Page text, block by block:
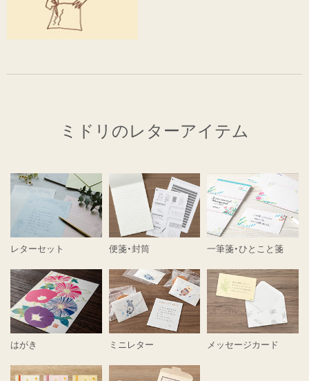
ミドリのレターアイテム
レターセット 便箋・封筒 一筆箋・ひとこと箋
はがき ミニレター メッセージカード